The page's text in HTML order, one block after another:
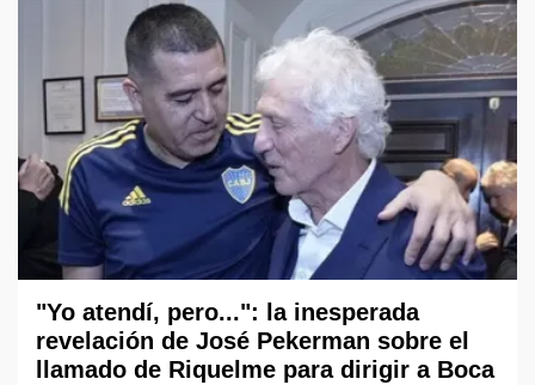
"Yo atendí, pero...": la inesperada
revelación de José Pekerman sobre el
llamado de Riquelme para dirigir a Boca